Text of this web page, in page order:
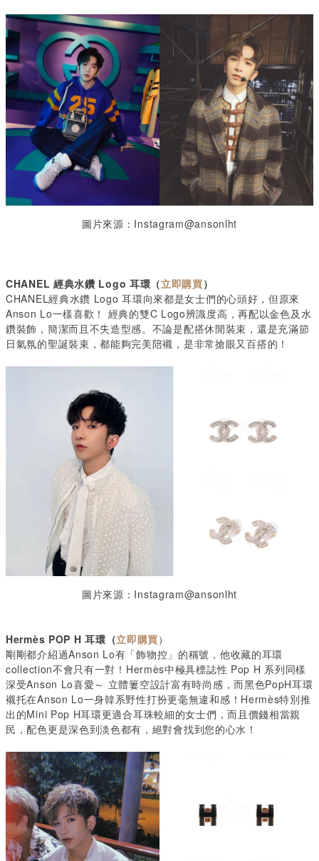
圖片來源：Instagram@ansonlht
CHANEL 經典水鑽Logo 耳環（立即購買）
CHANEL經典水鑽 Logo 耳環向來都是女士們的心頭好，但原來
Anson Lo一樣喜歡！ 經典的雙C Logo辨識度高，再配以金色及水
鑽裝飾，簡潔而且不失造型感。不論是配搭休閒裝束，還是充滿節
日氣氛的聖誕裝束，都能夠完美陪襯，是非常搶眼又百搭的！
圖片來源：Instagram@ansonlht
Hermès POP H耳環（立即購買）
剛剛都介紹過Anson Lo有「飾物控」的稱號，他收藏的耳環
collection不會只有一對！Hermès中極具標誌性 Pop H 系列同樣
深受Anson Lo喜愛～ 立體簍空設計富有時尚感，而黑色PopH耳環
襯托在Anson Lo一身韓系野性打扮更毫無違和感！Hermès特別推
出的Mini Pop H耳環更適合耳珠較細的女士們，而且價錢相當親
民，配色更是深色到淡色都有，絕對會找到您的心水！